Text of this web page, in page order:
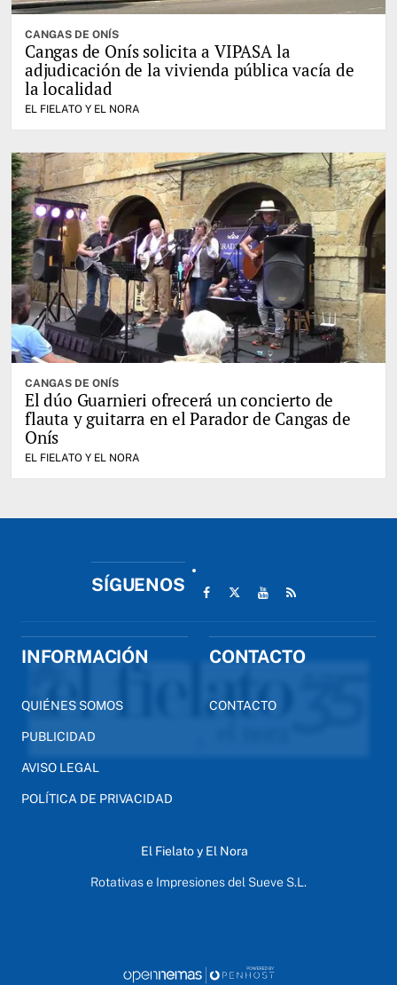
CANGAS DE ONÍS
Cangas de Onís solicita a VIPASA la
adjudicación de la vivienda pública vacía de
la localidad
EL FIELATO Y EL NORA
CANGAS DE ONÍS
El dúo Guarnieri ofrecerá un concierto de
flauta y guitarra en el Parador de Cangas de
Onís
EL FIELATO Y EL NORA
SÍGUENOS
INFORMACIÓN
QUIÉNES SOMOS
PUBLICIDAD
AVISO LEGAL
POLÍTICA DE PRIVACIDAD
CONTACTO
CONTACTO
El Fielato y El Nora
Rotativas e Impresiones del Sueve S.L.